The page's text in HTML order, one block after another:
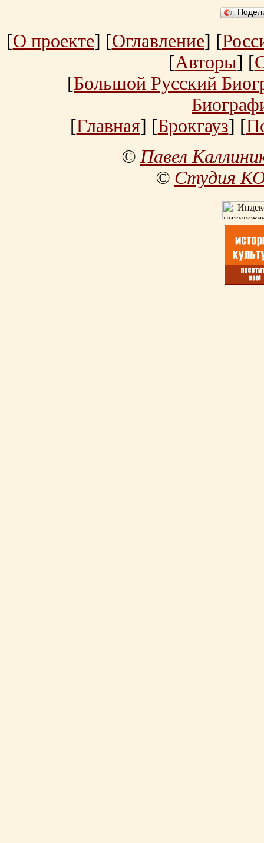
[О проекте] [Оглавление] [
[Авторы] [
[Большой Русский
[Главная] [Брокгауз] [
©Павел
© Студия